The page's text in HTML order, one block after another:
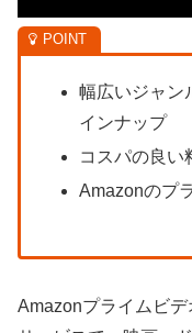
幅広いジャン
インナップ
コスパの良い
Amazonのプ
Amazonプライムビ